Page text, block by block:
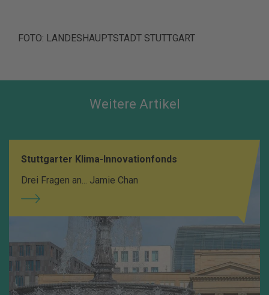
FOTO: LANDESHAUPTSTADT STUTTGART
Weitere Artikel
Stuttgarter Klima-Innovationfonds
Drei Fragen an... Jamie Chan